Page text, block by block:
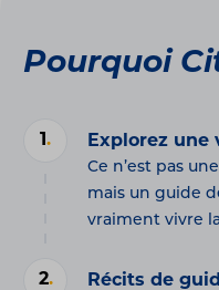
Pourquoi
. Explorez une
Ce n’est pas
mais un guide
vraiment vivre
2. Récits de